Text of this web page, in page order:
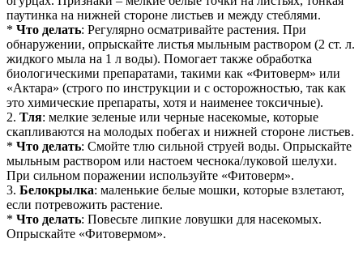
паутинка на нижней стороне листьев и между стеблями.
* Что делать: Регулярно осматривайте растения. При
обнаружении, опрыскайте листья мыльным раствором (2 ст. л.
жидкого мыла на 1 л воды). Помогает также обработка
биологическими препаратами, такими как «Фитоверм» или
«Актара» (строго по инструкции и с осторожностью, так как
это химические препараты, хотя и наименее токсичные).
2. Тля: мелкие зеленые или черные насекомые, которые
скапливаются на молодых побегах и нижней стороне листьев.
* Что делать: Смойте тлю сильной струей воды. Опрыскайте
мыльным раствором или настоем чеснока/луковой шелухи.
При сильном поражении используйте «Фитоверм».
3. Белокрылка: маленькие белые мошки, которые взлетают,
если потревожить растение.
* Что делать: Повесьте липкие ловушки для насекомых.
Опрыскайте «Фитовермом».